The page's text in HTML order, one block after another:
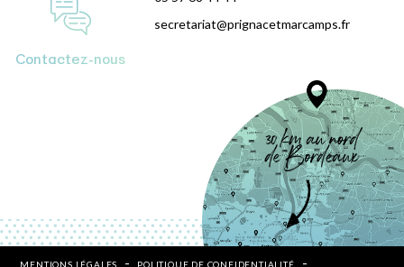
Contactez-nous
secretariat@prignacetmarcamps.fr
MENTIONS LÉGALES POLITIQUE DE CONFIDENTIALITÉ